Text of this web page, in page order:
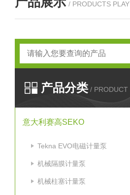
/ PRODUCTS PLAY
产品分类 / PRODUCT
意大利赛高SEKO
Tekna EVO电磁计量泵
机械隔膜计量泵
机械柱塞计量泵